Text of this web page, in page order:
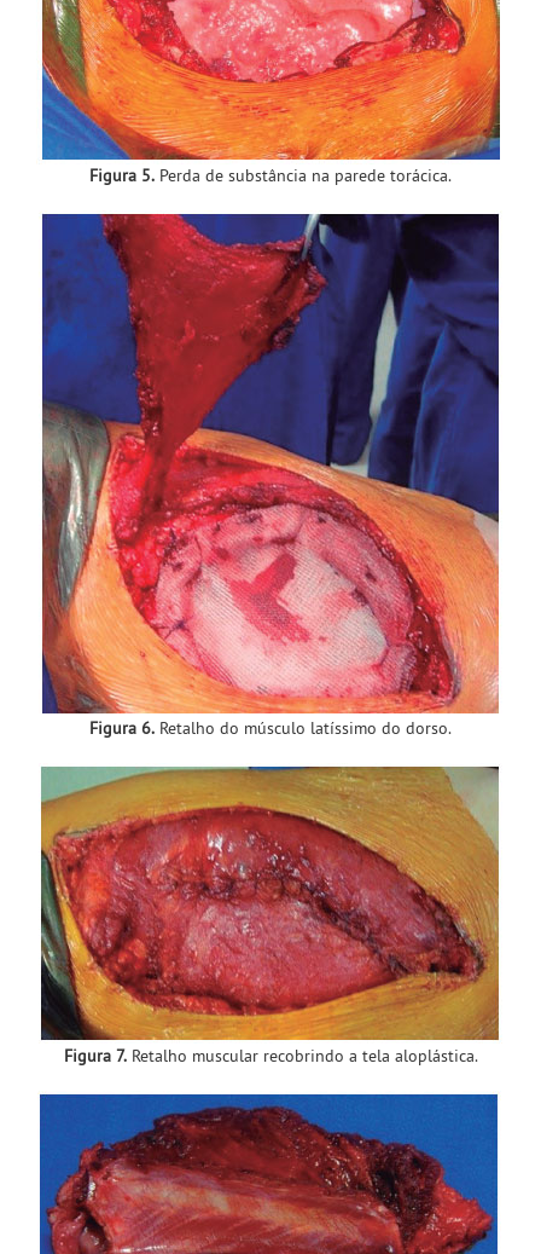
Figura 5. Perda de substância na parede torácica.
Figura 6. Retalho do músculo latíssimo do dorso.
Figura 7.Retalho muscular recobrindo a tela aloplástica.